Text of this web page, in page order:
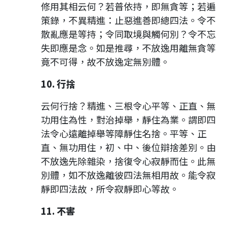
修用其相云何？若普依持，即無貪等；若遍
策錄，不異精進：止惡進善即總四法。令不
散亂應是等持；令同取境與觸何別？令不忘
失即應是念。如是推尋，不放逸用離無貪等
竟不可得，故不放逸定無別體。
10. 行捨
云何行捨？精進、三根令心平等、正直、無
功用住為性，對治掉舉，靜住為業。謂即四
法令心遠離掉舉等障靜住名捨。平等、正
直、無功用住，初、中、後位辯捨差別。由
不放逸先除雜染，捨復令心寂靜而住。此無
別體，如不放逸離彼四法無相用故。能令寂
靜即四法故，所令寂靜即心等故。
11. 不害